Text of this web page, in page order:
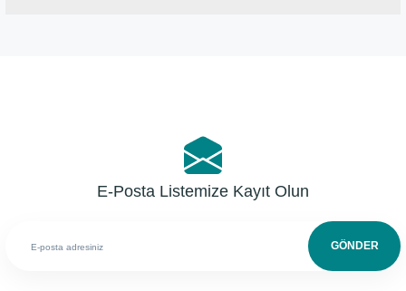
E-Posta Listemize Kayıt Olun
GÖNDER